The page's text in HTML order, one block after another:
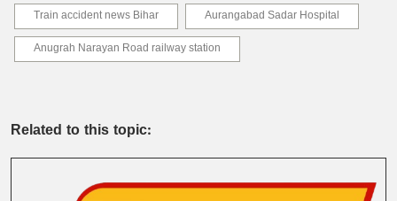
Train accident news Bihar
Aurangabad Sadar Hospital
Anugrah Narayan Road railway station
Related to this topic: